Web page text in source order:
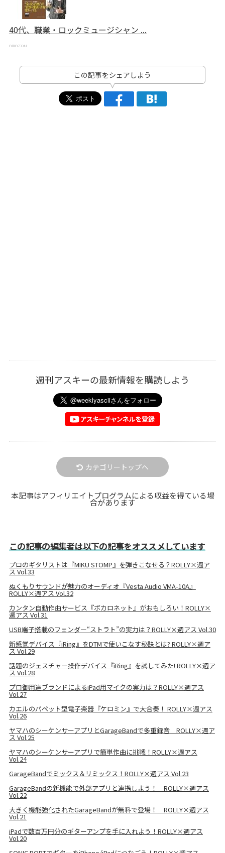
40代、職業・ロックミュージシャン ...
この記事をシェアしよう
週刊アスキーの最新情報を購読しよう
カテゴリートップへ
本記事はアフィリエイトプログラムによる収益を得ている場
合があります
この記事の編集者は以下の記事をオススメしています
プロのギタリストは『MIKU STOMP』を弾きこなせる？ROLLY×週ア
ス Vol.33
ぬくもりサウンドが魅力のオーディオ『Vesta Audio VMA-10A』
ROLLY×週アス Vol.32
カンタン自動作曲サービス『ボカロネット』がおもしろい！ROLLY×
週アス Vol.31
USB端子搭載のフェンダー“ストラト”の実力は？ROLLY×週アス Vol.30
新感覚デバイス『iRing』をDTMで使いこなす秘訣とは? ROLLY×週ア
ス Vol.29
話題のジェスチャー操作デバイス『iRing』を試してみた! ROLLY×週ア
ス Vol.28
プロ御用達ブランドによるiPad用マイクの実力は？ROLLY×週アス
Vol.27
カエルのパペット型電子楽器『ケロミン』で大合奏！ ROLLY×週アス
Vol.26
ヤマハのシーケンサーアプリとGarageBandで多重録音 ROLLY×週ア
ス Vol.25
ヤマハのシーケンサーアプリで簡単作曲に挑戦！ROLLY×週アス
Vol.24
GarageBandでミックス＆リミックス！ROLLY×週アス Vol.23
GarageBandの新機能で外部アプリと連携しよう！ ROLLY×週アス
Vol.22
大きく機能強化されたGarageBandが無料で登場！ ROLLY×週アス
Vol.21
iPadで数百万円分のギターアンプを手に入れよう！ROLLY×週アス
Vol.20